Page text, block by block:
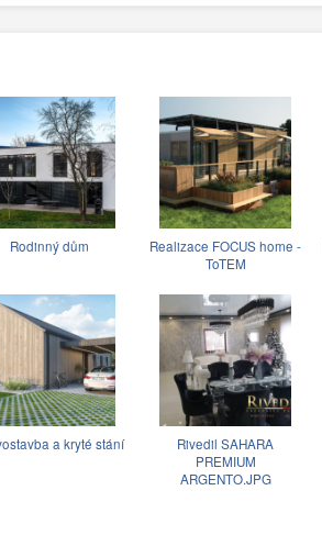
Rodinný dům
Realizace FOCUS home -
ToTEM
a kryté stání
Rivedil SAHARA
PREMIUM
ARGENTO.JPG